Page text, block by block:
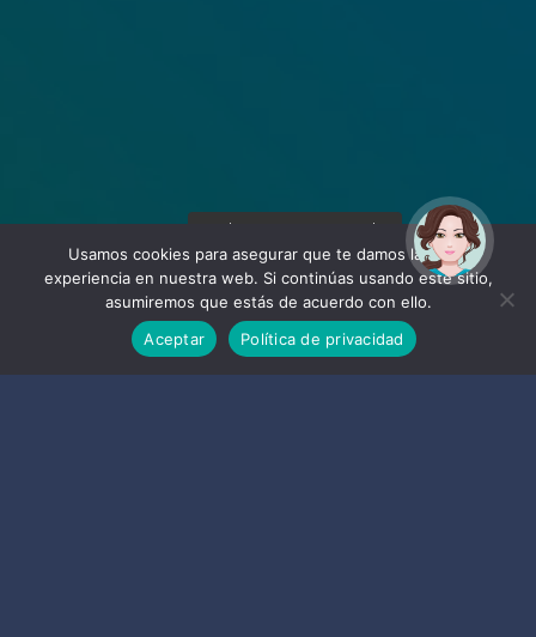
Usamos cookies para asegurar que te damos la mejor
experiencia en nuestra web. Si continúas usando este sitio,
asumiremos que estás de acuerdo con ello.
Aceptar
Política de privacidad
¡Hola! Soy Noy. ¿Puedo
ayudarte?